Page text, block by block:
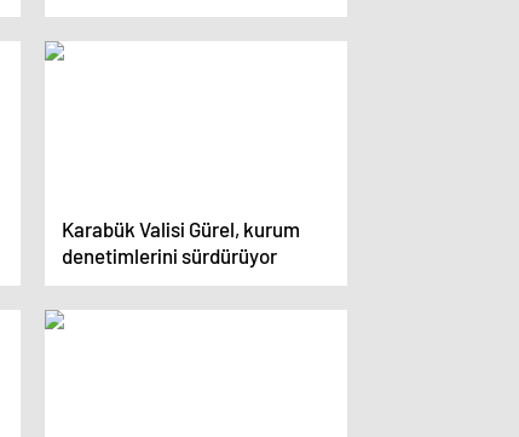
paylaşımına CHP’den tepki
Karabük Valisi Gürel, kurum
denetimlerini sürdürüyor